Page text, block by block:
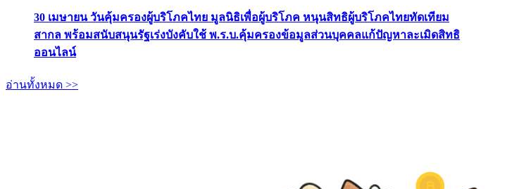
30 เมษายน วันคุ้มครองผู้บริโภคไทย มูลนิธิเพื่อผู้บริโภค หนุนสิทธิผู้บริโภคไทยทัดเทียม
สากล พร้อมสนับสนุนรัฐเร่งบังคับใช้ พ.ร.บ.คุ้มครองข้อมูลส่วนบุคคลแก้ปัญหาละเมิดสิทธิ
ออนไลน์
อ่านทั้งหมด >>